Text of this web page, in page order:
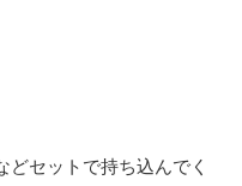
セットで持ち込んでく